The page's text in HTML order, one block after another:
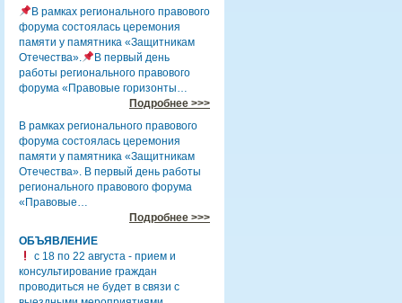
В рамках регионального правового
форума состоялась церемония
памяти у памятника «Защитникам
Отечества».
В первый день
работы регионального правового
форума «Правовые горизонты…
Подробнее >>>
В рамках регионального правового
форума состоялась церемония
памяти у памятника «Защитникам
Отечества». В первый день работы
регионального правового форума
«Правовые…
Подробнее >>>
ОБЪЯВЛЕНИЕ
с 18 по 22 августа - прием и
консультирование граждан
проводиться не будет в связи с